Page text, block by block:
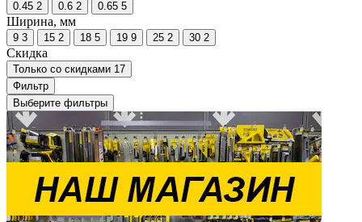
0.45 2 0.6 2 0.65 5
Ширина, мм
9 3 15 2 18 5 19 9 25 2 30 2
Скидка
Только со cкидками 17
Фильтр
Выберите фильтры